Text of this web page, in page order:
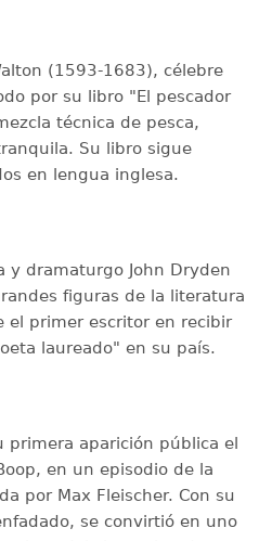
(1593-1683), célebre
por su libro "El pescador
técnica de pesca,
Su libro sigue
en lengua inglesa.
y dramaturgo John Dryden
figuras de la literatura
el primer escritor en recibir
laureado" en su país.
primera aparición pública el
en un episodio de la
por Max Fleischer. Con su
se convirtió en uno